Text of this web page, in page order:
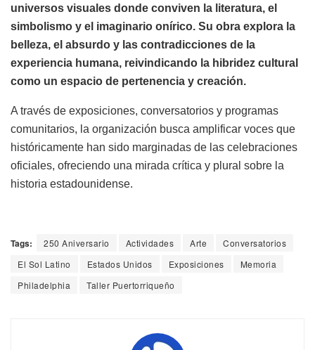
universos visuales donde conviven la literatura, el
simbolismo y el imaginario onírico. Su obra explora la
belleza, el absurdo y las contradicciones de la
experiencia humana, reivindicando la hibridez cultural
como un espacio de pertenencia y creación.
A través de exposiciones, conversatorios y programas
comunitarios, la organización busca amplificar voces que
históricamente han sido marginadas de las celebraciones
oficiales, ofreciendo una mirada crítica y plural sobre la
historia estadounidense.
Tags: 250 Aniversario Actividades Arte
Conversatorios
El Sol Latino
Estados Unidos Exposiciones
Memoria
Philadelphia
Taller Puertorriqueño